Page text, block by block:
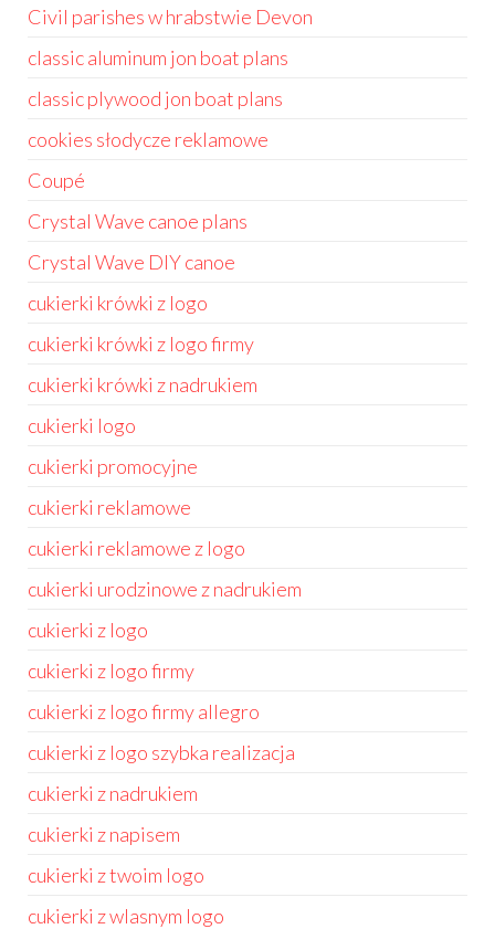
Civil parishes w hrabstwie Devon
classic aluminum jon boat plans
classic plywood jon boat plans
cookies słodycze reklamowe
Coupé
Crystal Wave canoe plans
Crystal Wave DIY canoe
cukierki krówki z logo
cukierki krówki z logo firmy
cukierki krówki z nadrukiem
cukierki logo
cukierki promocyjne
cukierki reklamowe
cukierki reklamowe z logo
cukierki urodzinowe z nadrukiem
cukierki z logo
cukierki z logo firmy
cukierki z logo firmy allegro
cukierki z logo szybka realizacja
cukierki z nadrukiem
cukierki z napisem
cukierki z twoim logo
cukierki z wlasnym logo